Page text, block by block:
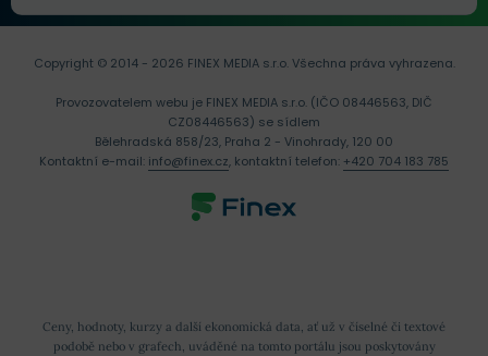
Ceny, hodnoty, kurzy a další ekonomická data, ať už v číselné či textové
podobě nebo v grafech, uváděné na tomto portálu jsou poskytovány
Copyright © 2014 - 2026 FINEX MEDIA s.r.o.Všechna práva vyhrazena.
Provozovatelem webu je FINEX MEDIA s.r.o. (IČO 08446563, DIČ
CZ08446563) se sídlem
Bělehradská 858/23, Praha 2 - Vinohrady, 120 00
Kontaktní e-mail: info@finex.cz, kontaktní telefon: +420 704 183 785